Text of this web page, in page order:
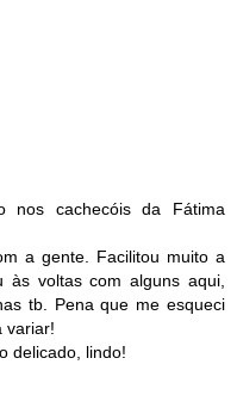
nos cachecóis da Fátima
a gente. Facilitou muito a
às voltas com alguns aqui,
tb. Pena que me esqueci
variar!
delicado, lindo!